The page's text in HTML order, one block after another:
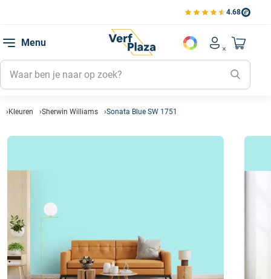
4.68
Bekijk de verfplaza
Menu
Account
Mijn
Mijn
Mijn
Naar
Kleuren Sherwin Williams Sonata Blue SW 1751